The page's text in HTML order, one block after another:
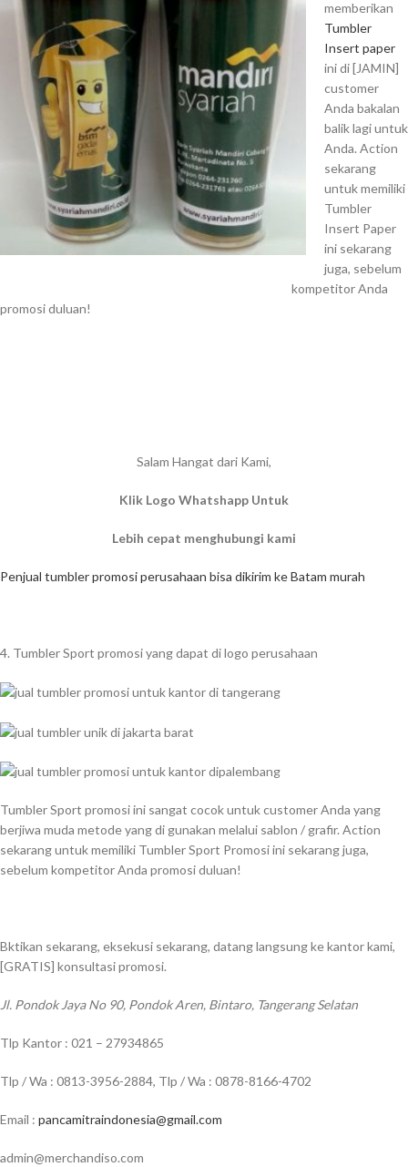
memberikan
Tumbler
Insert paper
ini di [JAMIN]
customer
Anda bakalan
balik lagi untuk
Anda. Action
sekarang
untuk memiliki
Tumbler
Insert Paper
ini sekarang
juga, sebelum
kompetitor Anda
promosi duluan!
Salam Hangat dari Kami,
Klik Logo Whatshapp Untuk
Lebih cepat menghubungi kami
Penjual tumbler promosi perusahaan bisa dikirim ke Batam murah
4. Tumbler Sport promosi yang dapat di logo perusahaan
Tumbler Sport promosi ini sangat cocok untuk customer Anda yang
berjiwa muda metode yang di gunakan melalui sablon / grafir. Action
sekarang untuk memiliki Tumbler Sport Promosi ini sekarang juga,
sebelum kompetitor Anda promosi duluan!
Bktikan sekarang, eksekusi sekarang, datang langsung ke kantor kami,
[GRATIS] konsultasi promosi.
Jl. Pondok Jaya No 90, Pondok Aren, Bintaro, Tangerang Selatan
Tlp Kantor : 021 – 27934865
Tlp / Wa : 0813-3956-2884, Tlp / Wa : 0878-8166-4702
Email : pancamitraindonesia@gmail.com
admin@merchandiso.com